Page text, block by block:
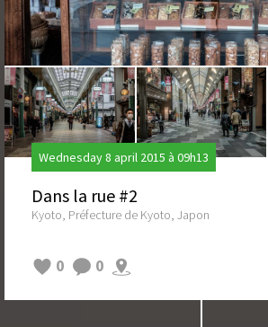
Wednesday 8 april 2015 à 09h13
Dans la rue #2
Kyoto, Préfecture de Kyoto, Japon
0 0